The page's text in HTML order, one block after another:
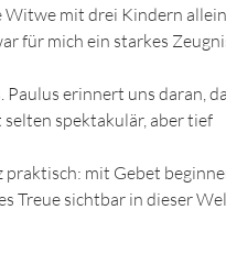
Witwe mit drei Kindern allein
für mich ein starkes
erinnert uns daran,
spektakulär, aber tief
praktisch: mit Gebet
Treue sichtbar in dieser